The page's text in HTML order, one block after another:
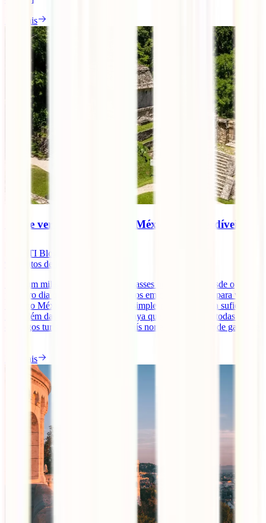
Ler mais
O que ver e o que fazer no México: 9 imperdíveis
IATI Blog
minutos de leitura
Seria um milagre se não te apaixonasses pelo México desde o
primeiro dia que lhe colocas os olhos em cima. Há tanto para ver e
fazer no México que uma viagem simplesmente não seria suficiente.
Para além das praias da Riviera Maya que aparecem em todas os
catálogos turísticos, este enorme país norte-americano pode gabar-se
Ler mais